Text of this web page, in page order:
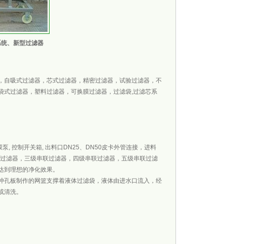
、新型过滤器
吸式过滤器，芯式过滤器，精密过滤器，试验过滤器，不
过滤器，塑料过滤器，可换膜过滤器，过滤袋,过滤芯系
, 控制开关箱, 出料口DN25、DN50皮卡外管连接，进料
滤器，三级串联过滤器，四级串联过滤器，五级串联过滤
理想的净化效果。
板制作的网篮支撑着液体过滤袋，液体由进水口流入，经
洗。